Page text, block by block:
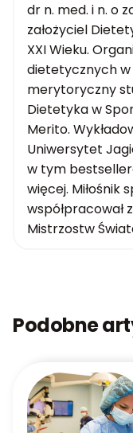
dr n. med. i n. o
założyciel
XXI Wieku.
dietetycznych w
merytoryczny
Dietetyka w
Merito.
Uniwersytet
w tym
więcej.
współpracował
Mistrzostw
Podobne